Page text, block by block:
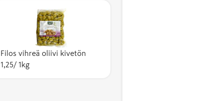
Filos vihreä oliivi kivetön
1,25/ 1kg